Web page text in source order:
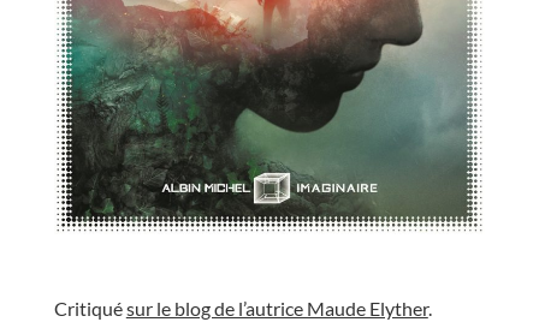
Critiquésur le blog de l’autrice Maude Elyther.